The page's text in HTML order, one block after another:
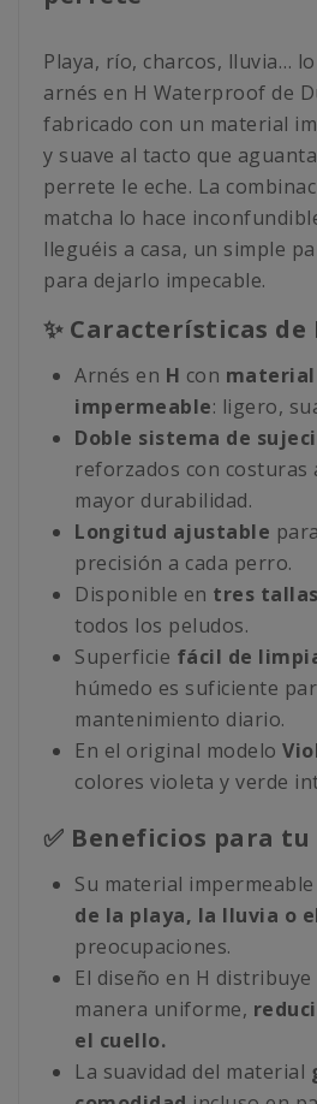
Playa, río, charcos, lluvia…
arnés en H Waterproof de
fabricado con un material
y suave al tacto que
perrete le eche. La
matcha lo hace
lleguéis a casa, un simple
para dejarlo impecable.
✨ Características de
Arnés en H con material
impermeable: ligero,
Doble sistema de
reforzados con costuras
mayor durabilidad.
Longitud ajustable
precisión a cada perro.
Disponible en tres tallas
todos los peludos.
Superficie fácil de
húmedo es suficiente
mantenimiento diario.
En el original modelo
colores violeta y verde
✅ Beneficios para tu
Su material
de la playa, la lluvia o
preocupaciones.
El diseño en H
manera uniforme,
el cuello.
La suavidad del material